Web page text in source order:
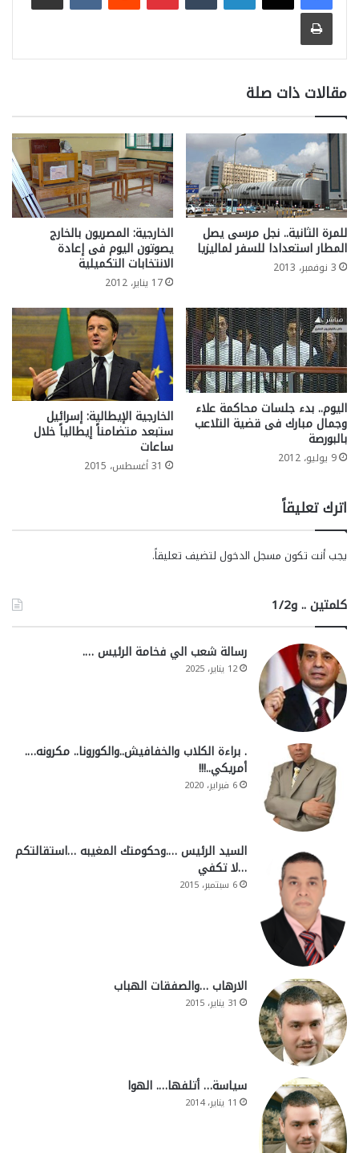
طباعة
مقالات ذات صلة
للمرة الثانية.. نجل مرسى يصل
المطار استعدادا للسفر لماليزيا
3 نوفمبر، 2013
الخارجية: المصريون بالخارج
يصوتون اليوم فى إعادة
الانتخابات التكميلية
17 يناير، 2012
اليوم.. بدء جلسات محاكمة علاء
وجمال مبارك فى قضية التلاعب
بالبورصة
9 يوليو، 2012
الخارجية الإيطالية: إسرائيل
ستبعد متضامناً إيطالياً خلال
ساعات
31 أغسطس، 2015
اترك تعليقاً
يجب أنت تكون مسجل الدخول لتضيف تعليقاً.
كلمتين .. و1/2
رسالة شعب الي فخامة الرئيس ….
12 يناير، 2025
. براءة الكلاب والخفافيش..والكورونا.. مكرونه….
أمريكي..!!!
6 فبراير، 2020
السيد الرئيس ….وحكومتك المغيبه …استقالتكم
…لا تكفي
6 سبتمبر، 2015
الارهاب …والصفقات الهباب
31 يناير، 2015
سياسة… أتلفها…. الهوا
11 يناير، 2014